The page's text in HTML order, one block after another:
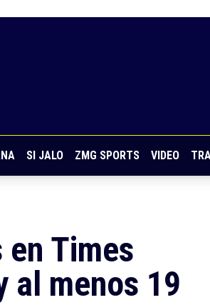
SI JALO ZMG SPORTS VIDEO
Times
al menos 19